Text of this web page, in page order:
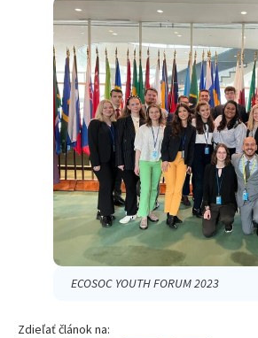
ECOSOC YOUTH FORUM 2023
Zdieľať článok na: